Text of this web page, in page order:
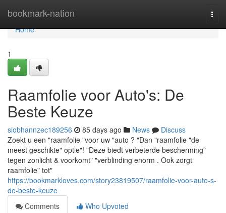
bookmark-nation
Home
Home
1
Raamfolie voor Auto's: De
Beste Keuze
siobhannzec189256 85 days ago News
Discuss
Zoekt u een "raamfolie "voor uw "auto ? "Dan "raamfolie "de
meest geschikte" optie"! "Deze biedt verbeterde bescherming"
tegen zonlicht & voorkomt" "verblinding enorm . Ook zorgt
raamfolie" tot"
https://bookmarkloves.com/story23819507/raamfolie-voor-auto-s-
de-beste-keuze
Comments
Who Upvoted